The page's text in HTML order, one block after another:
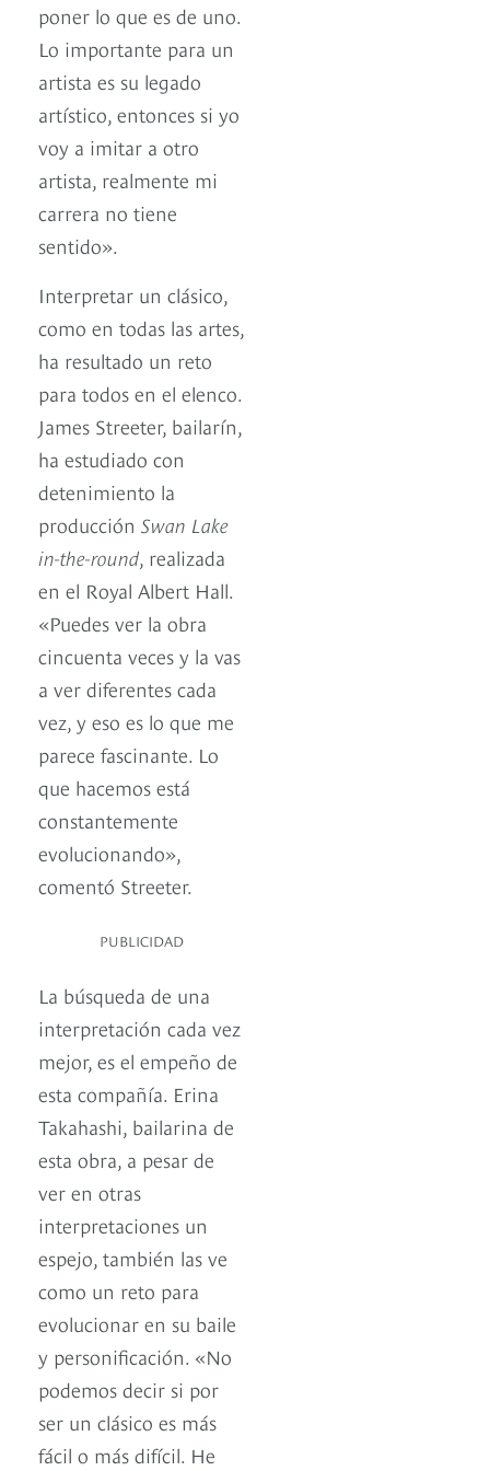
poner lo que es de uno.
Lo importante para un
artista es su legado
artístico, entonces si yo
voy a imitar a otro
artista, realmente mi
carrera no tiene
sentido».
Interpretar un clásico,
como en todas las artes,
ha resultado un reto
para todos en el elenco.
James Streeter, bailarín,
ha estudiado con
detenimiento la
producción Swan Lake
in-the-round, realizada
en el Royal Albert Hall.
«Puedes ver la obra
cincuenta veces y la vas
a ver diferentes cada
vez, y eso es lo que me
parece fascinante. Lo
que hacemos está
constantemente
evolucionando»,
comentó Streeter.
PUBLICIDAD
La búsqueda de una
interpretación cada vez
mejor, es el empeño de
esta compañía. Erina
Takahashi, bailarina de
esta obra, a pesar de
ver en otras
interpretaciones un
espejo, también las ve
como un reto para
evolucionar en su baile
y personificación. «No
podemos decir si por
ser un clásico es más
fácil o más difícil. He